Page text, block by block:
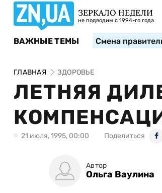
ЗЕРКАЛО НЕДЕЛИ
не подводим с 1994-го года
ВАЖНЫЕ ТЕМЫ Смена
ГЛАВНАЯ ЗДОРОВЬЕ
ЛЕТНЯЯ
21 июля, 1995, 00:00 Поделиться
Автор
Ольга Ваулина